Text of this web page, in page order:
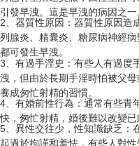
引發早洩。這是早洩的病因之一
2、器質性原因：器質性原因造
列腺炎、精囊炎、糖尿病神經
都可發生早洩。
3、有過手淫史：有些人有過度
洩，但由於長期手淫時怕被父
養成匆忙射精的習慣。
4、有婚前性行為：通常有些青
快，匆忙射精，婚後難以改變已
5、異性交往少，性知識缺乏：
起過於拘謹和羞怯，有些人對